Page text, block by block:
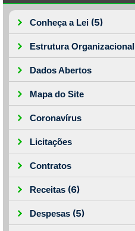
Conheça a Lei (5)
Estrutura Organizacional
Dados Abertos
Mapa do Site
Coronavírus
Licitações
Contratos
Receitas (6)
Despesas (5)